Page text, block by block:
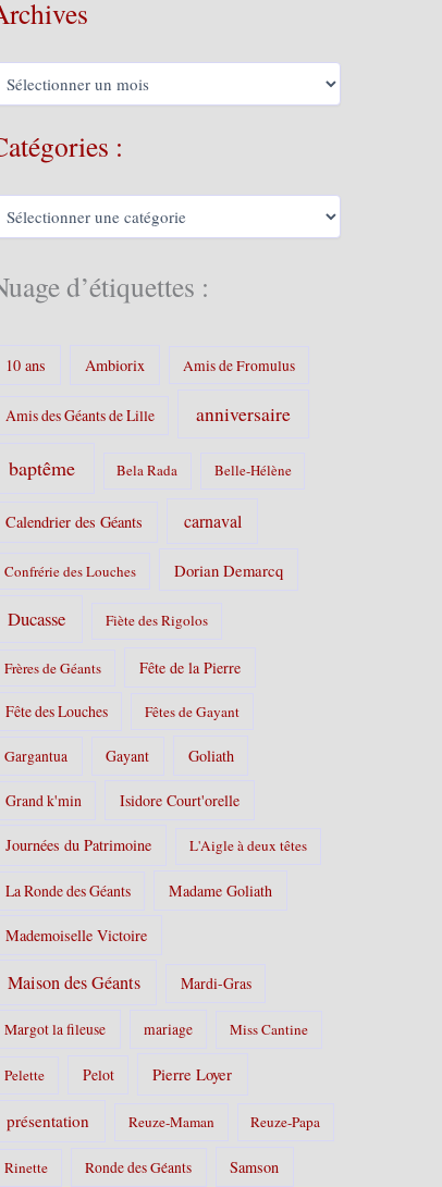
:
d’étiquettes :
10 ans Ambiorix Amis de Fromulus
Amis des Géants de Lille anniversaire
baptême Bela Rada Belle-Hélène
Calendrier des Géants carnaval
Confrérie des Louches Dorian Demarcq
Ducasse Fiète des Rigolos
Frères de Géants Fête de la Pierre
Fête des Louches Fêtes de Gayant
Gargantua Gayant Goliath
Grand k'min Isidore Court'orelle
Journées du Patrimoine L'Aigle à deux têtes
La Ronde des Géants Madame Goliath
Mademoiselle Victoire
Maison des Géants Mardi-Gras
Margot la fileuse mariage Miss Cantine
Pelette Pelot Pierre Loyer
présentation Reuze-Maman Reuze-Papa
Rinette Ronde des Géants Samson